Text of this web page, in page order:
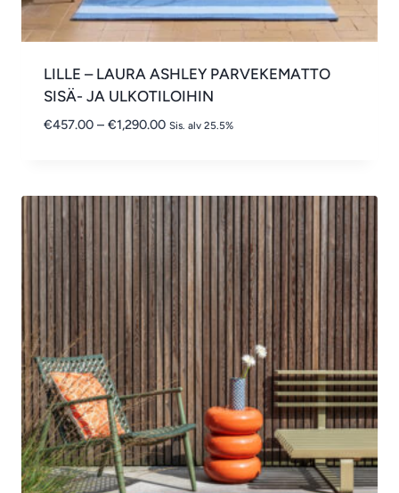
LILLE – LAURA ASHLEY PARVEKEMATTO
SISÄ- JA ULKOTILOIHIN
€457.00 – €1,290.00Hintaluokka:
Sis. alv 25.5%